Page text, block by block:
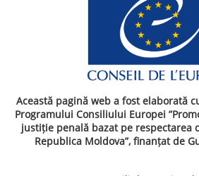
Această pagină web a fost elaborată
Programului Consiliului Europei
justiție penală bazat pe
Republica Moldova”, finanțat de